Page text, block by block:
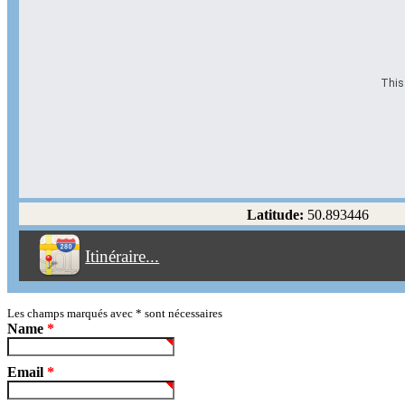
This
Latitude: 50.893446
Itinéraire...
Éviter les autoroutes
Éviter les péages
Partir! Reset
Les champs marqués avec * sont nécessaires
Name *
Email *